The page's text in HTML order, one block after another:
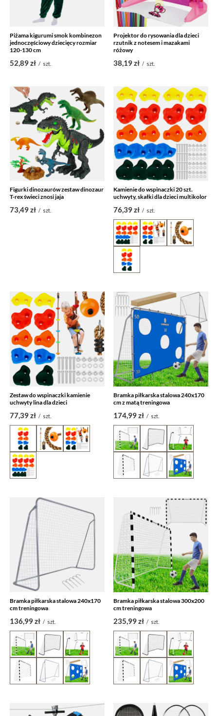
Piżama kigurumi smok kombinezon
jednoczęściowy dziecięcy rozmiar
120-130 cm
52,89 zł / szt.
Projektor do rysowania dla dzieci
rzutnik z notesem i mazakami
różowy
38,19 zł / szt.
Figurki dinozaurów zestaw dinozaur
T-rex świeci znosi jaja
73,49 zł / szt.
Kamienie do wspinaczki 20 szt.
uchwyty, skałki dla dzieci multikolor
76,39 zł / szt.
Zestaw do wspinaczki kamienie
uchwyty lina dla dzieci
77,39 zł / szt.
Bramka piłkarska stalowa 240x170
cm z matą treningowa
174,99 zł / szt.
Bramka piłkarska stalowa 240x170
cm treningowa
136,99 zł / szt.
Bramka piłkarska stalowa 300x200
cm treningowa
235,99 zł / szt.